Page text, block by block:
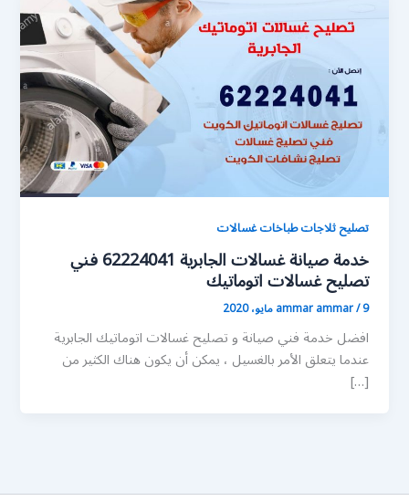
تصليح ثلاجات طباخات غسالات
خدمة صيانة غسالات الجابرية 62224041 فني
تصليح غسالات اتوماتيك
ammar ammar/9 مايو، 2020
افضل خدمة فني صيانة و تصليح غسالات اتوماتيك الجابرية
عندما يتعلق الأمر بالغسيل ، يمكن أن يكون هناك الكثير من
[…]